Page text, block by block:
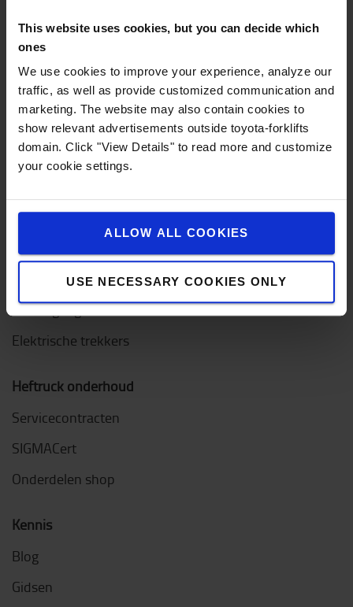
This website uses cookies, but you can decide which
ones
We use cookies to improve your experience, analyze our
traffic, as well as provide customized communication and
marketing. The website may also contain cookies to
show relevant advertisements outside toyota-forklifts
domain. Click "View Details" to read more and customize
your cookie settings.
ALLOW ALL COOKIES
USE NECESSARY COOKIES ONLY
Nieuwe heftrucks
Elektrische heftrucks
Elektrische transpalletten
Elektrische stapelaars
Reachtrucks
Orderpicktrucks
Diesel & LPG heftrucks
Smallegangentrucks
Elektrische trekkers
Heftruck onderhoud
Servicecontracten
SIGMACert
Onderdelen shop
Kennis
Blog
Gidsen